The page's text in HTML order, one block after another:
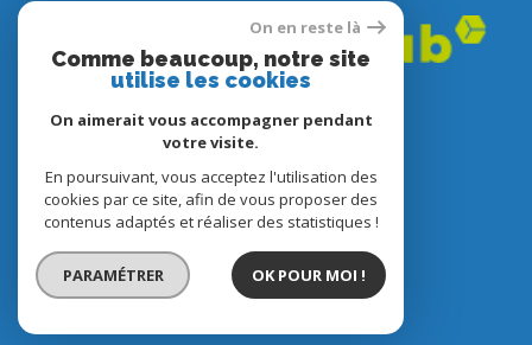
© 2022
Tous droits réservés
Traduction powered by Google
Nos honoraires
Plan du site
Mentions légales
Partenaires
On en reste là
Comme beaucoup, notre site
utilise les cookies
On aimerait vous accompagner pendant
votre visite.
En poursuivant, vous acceptez l'utilisation des
cookies par ce site, afin de vous proposer des
contenus adaptés et réaliser des statistiques !
PARAMÉTRER OK POUR MOI !